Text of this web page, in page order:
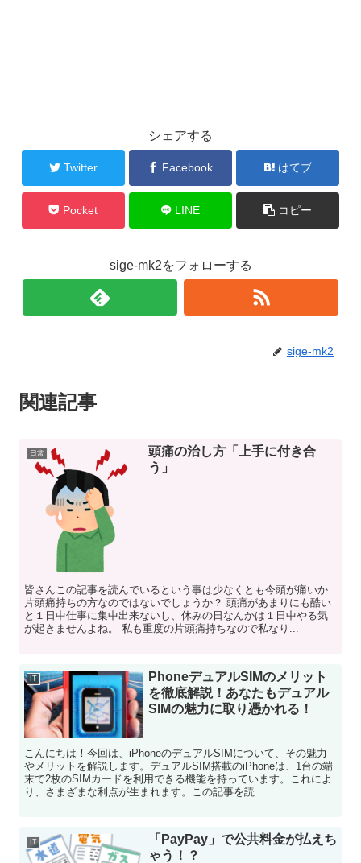
シェアする
Twitter Facebook はてブ
Pocket LINE コピー
sige-mk2をフォローする
sige-mk2
関連記事
日常
頭痛の治し方「上手に付き合
う」
皆さんこの記事を読んでいるという事は少なくとも今頭が痛いか
片頭痛持ちの方なのではないでしょうか？ 頭痛があまりにも酷い
と１日中仕事に集中出来ないし、休みの日なんかは１日中やる気
が起きませんよね。 私も重度の片頭痛持ちなので私なり...
IT
PhoneデュアルSIMのメリット
を徹底解説！あなたもデュアル
SIMの魅力に取り憑かれる！
こんにちは！今回は、iPhoneのデュアルSIMについて、その魅力
やメリットを解説します。デュアルSIM搭載のiPhoneは、1台の端
末で2枚のSIMカードを利用できる機能を持っています。これによ
り、さまざまな利点が生まれます。この記事を読...
IT
「PayPay」で公共料金が払えち
ゃう！？